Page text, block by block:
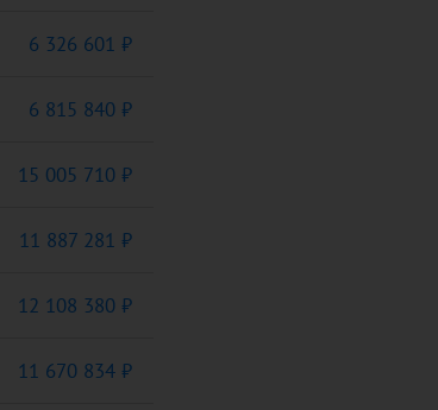
6 326 601 ₽
6 815 840 ₽
15 005 710 ₽
11 887 281 ₽
12 108 380 ₽
11 670 834 ₽